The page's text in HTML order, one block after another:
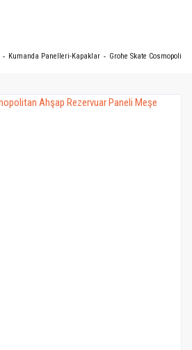
Kumanda Panelleri-Kapaklar Grohe Skate